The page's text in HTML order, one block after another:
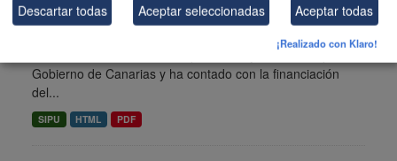
Planeamiento urbanístico de Arona
Planeamiento urbanístico sistematizado del municipio de
Arona . Esta información es producida y mantenida por el
Gobierno de Canarias y ha contado con la financiación
del...
SIPU HTML PDF
Descartar todas Aceptar seleccionadas Aceptar todas
¡Realizado con Klaro!